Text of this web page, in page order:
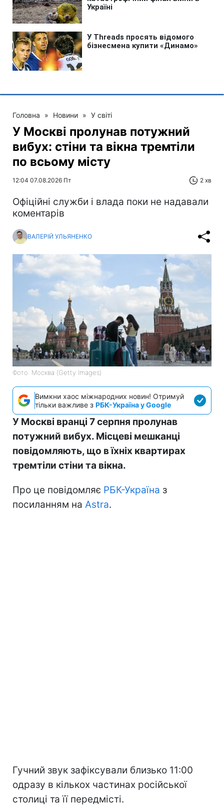
Головна » Новини » У світі
У Москві пролунав потужний
вибух: стіни та вікна тремтіли
по всьому місту
12:04 07.08.2026 Пт 2 хв
Офіційні служби і влада поки не надавали
коментарів
ВАЛЕРІЙ УЛЬЯНЕНКО
Фото: Москва (Getty Images)
Вимкни хаос міжнародних новин! Отримуй
тільки важливе з РБК-Україна у Google
У Москві вранці 7 серпня пролунав
потужний вибух. Місцеві мешканці
повідомляють, що в їхніх квартирах
тремтіли стіни та вікна.
Про це повідомляє РБК-Україна з
посиланням на Astra.
Гучний звук зафіксували близько 11:00
одразу в кількох частинах російської
столиці та її передмісті.